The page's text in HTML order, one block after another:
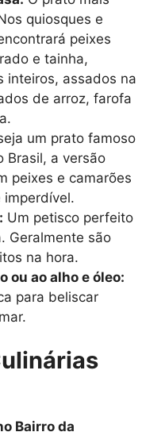
quiosques e
peixes
e tainha,
inteiros, assados na
de arroz, farofa
um prato famoso
Brasil, a versão
peixes e camarões
imperdível.
Um petisco perfeito
Geralmente são
na hora.
ou ao alho e óleo:
para beliscar
Bairro da